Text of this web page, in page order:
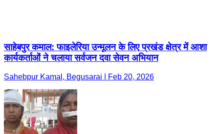
साहेबपुर कमाल: फाइलेरिया उन्मूलन के लिए प्रखंड क्षेत्र में आशा
कार्यकर्ताओं ने चलाया सर्वजन दवा सेवन अभियान
Sahebpur Kamal, Begusarai | Feb 20, 2026